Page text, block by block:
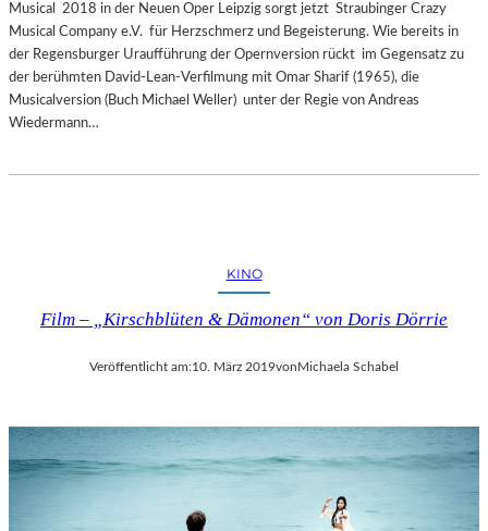
Musical 2018 in der Neuen Oper Leipzig sorgt jetzt Straubinger Crazy
Musical Company e.V. für Herzschmerz und Begeisterung. Wie bereits in
der Regensburger Uraufführung der Opernversion rückt im Gegensatz zu
der berühmten David-Lean-Verfilmung mit Omar Sharif (1965), die
Musicalversion (Buch Michael Weller) unter der Regie von Andreas
Wiedermann…
KINO
Film – „Kirschblüten & Dämonen“ von Doris Dörrie
Veröffentlicht am:10. März 2019von Michaela Schabel